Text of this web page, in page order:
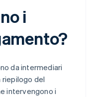
i
da intermediari
riepilogo del
intervengono i